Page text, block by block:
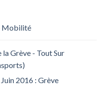
Mobilité
la Grève - Tout Sur
2016 : Grève